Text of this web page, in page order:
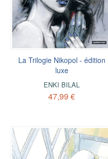
La Trilogie Nikopol - édition
luxe
ENKI BILAL
47,99 €